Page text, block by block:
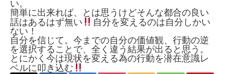
い。
簡単に出来れば、とは思うけどそんな都合の良い
話はあるはず無い
自分を変えるのは自分しかい
ない！
自分を信じて。今までの自分の価値観、行動の逆
を選択することで、全く違う結果が出ると思う。
とにかく今は現状を変える為の行動を潜在意識レ
ベルに叩き込む